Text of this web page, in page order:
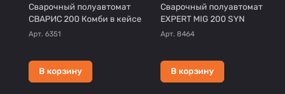
Сварочный полуавтомат
СВАРИС 200 Комби в кейсе
Арт.6351
В корзину
Сварочный полуавтомат
EXPERT MIG 200 SYN
Арт.8464
В корзину